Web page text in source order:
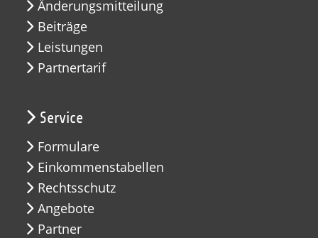
Änderungsmitteilung
Beiträge
Leistungen
Partnertarif
Service
Formulare
Einkommenstabellen
Rechtsschutz
Angebote
Partner